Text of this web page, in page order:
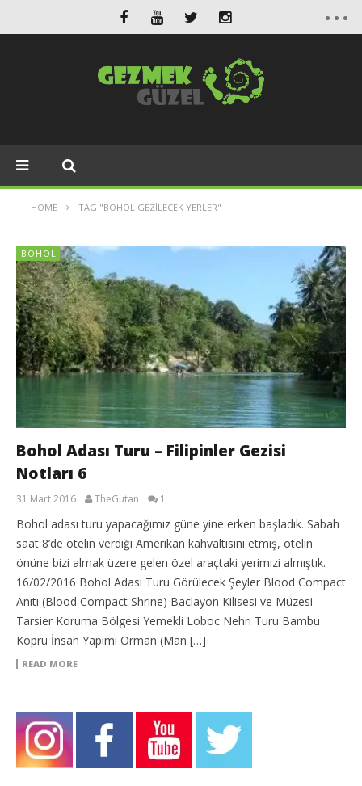
HOME TAG "BOHOL GEZILECEK YERLER"
BOHOL
Bohol Adası Turu – Filipinler Gezisi
Notları 6
31 Mart 2016 TheGutan 1
Bohol adası turu yapacağımız güne yine erken başladık. Sabah
saat 8’de otelin verdiği Amerikan kahvaltısını etmiş, otelin
önüne bizi almak üzere gelen özel araçtaki yerimizi almıştık.
16/02/2016 Bohol Adası Turu Görülecek Şeyler Blood Compact
Anıtı (Blood Compact Shrine) Baclayon Kilisesi ve Müzesi
Tarsier Koruma Bölgesi Yemekli Loboc Nehri Turu Bambu
Köprü İnsan Yapımı Orman (Man […]
READ MORE